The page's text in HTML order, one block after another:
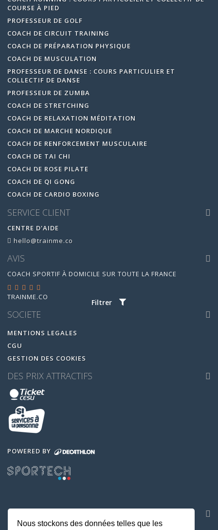
Filtrer
COURSE À PIED
PROFESSEUR DE GOLF
COACH DE CIRCUIT TRAINING
COACH DE PRÉPARATION PHYSIQUE
COACH DE MUSCULATION
PROFESSEUR DE DANSE : COURS PARTICULIER ET
COLLECTIF DE DANSE
PROFESSEUR DE ZUMBA
COACH DE STRETCHING
COACH DE RELAXATION MÉDITATION
COACH DE MARCHE NORDIQUE
COACH DE RENFORCEMENT MUSCULAIRE
COACH DE TAI CHI
COACH DE ROSE PILATE
COACH DE QI GONG
COACH DE CARDIO BOXING
SERVICE CLIENT
CENTRE D'AIDE
hello@trainme.co
AVIS
COACH SPORTIF À DOMICILE SUR TOUTE LA FRANCE
TRAINME.CO
SOCIETE
MENTIONS LEGALES
CGU
GESTION DES COOKIES
DES PRIX ATTRACTIFS
POWERED BY
Nous stockons des données telles que les